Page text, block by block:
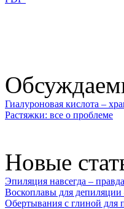
Гиалуроновая кислота –
Растяжки: все о проблеме
Новые
Эпиляция навсегда –
Воскоплавы для
Обертывания с глиной для